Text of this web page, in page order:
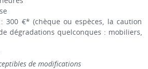
300 €* (chèque ou espèces, la caution
dégradations quelconques : mobiliers,
de modifications